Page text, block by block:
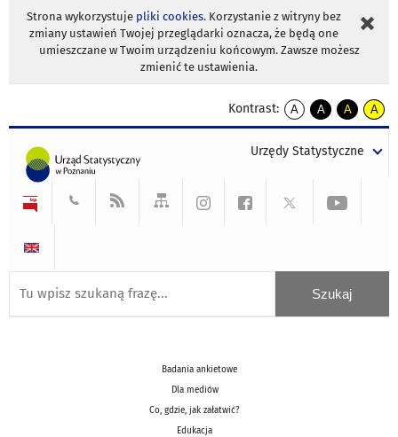
Strona wykorzystuje pliki cookies. Korzystanie z witryny bez
zmiany ustawień Twojej przeglądarki oznacza, że będą one
umieszczane w Twoim urządzeniu końcowym. Zawsze możesz
zmienić te ustawienia.
Kontrast:
A
kontrast
A
kontrast
tekst
czarnym
A
kontrast
tekst
czarnym
A
tekst
żółtym
Urzędy Statystyczne
Badania ankietowe
Dla mediów
Co, gdzie, jak załatwić?
Edukacja